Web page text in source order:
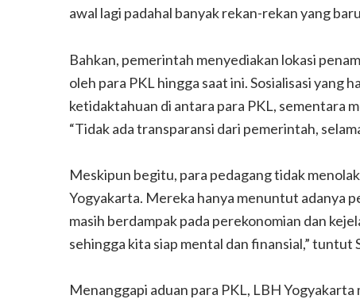
awal lagi padahal banyak rekan-rekan yang
Bahkan, pemerintah menyediakan lokasi
oleh para PKL hingga saat ini. Sosialisasi yang
ketidaktahuan di antara para PKL, sementara
“Tidak ada transparansi dari pemerintah,
Meskipun begitu, para pedagang tidak
Yogyakarta. Mereka hanya menuntut adanya
masih berdampak pada perekonomian dan
sehingga kita siap mental dan finansial,” tuntut
Menanggapi aduan para PKL, LBH